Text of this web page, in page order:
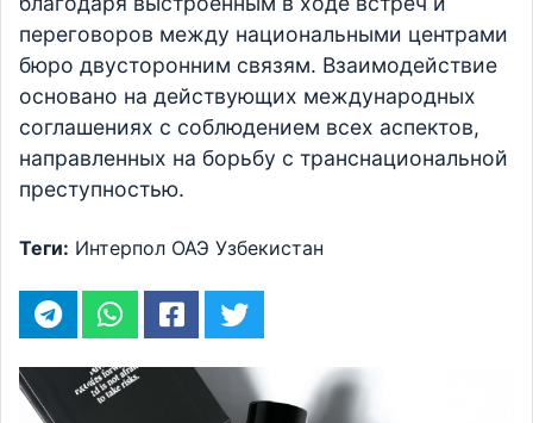
переговоров между национальными центрами
бюро двусторонним связям. Взаимодействие
основано на действующих международных
соглашениях с соблюдением всех аспектов,
направленных на борьбу с транснациональной
преступностью.
Теги: Интерпол ОАЭ Узбекистан